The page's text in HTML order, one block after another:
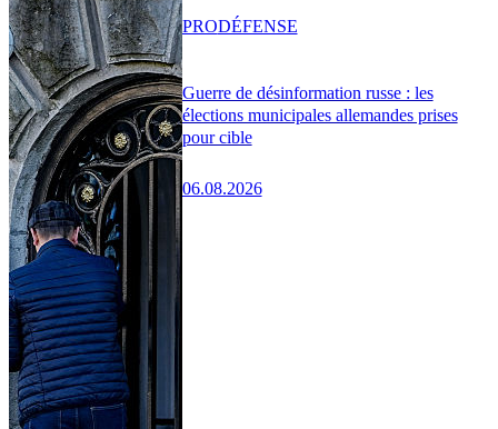
Guerre de désinformation russe : les
élections municipales allemandes prises
pour cible
06.08.2026
PRODÉFENSE